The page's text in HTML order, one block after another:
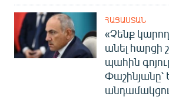
ՀԱՅԱՍՏԱՆ
«Չենք
անել հարցի
պահին
Փաշինյանը՝